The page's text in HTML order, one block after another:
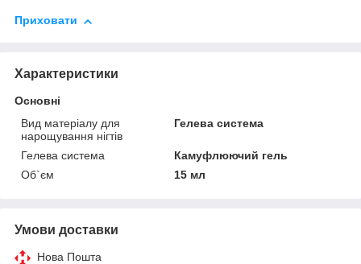
Приховати
Характеристики
Основні
Вид матеріалу для
нарощування нігтів
Гелева система
Гелева система
Камуфлюючий гель
Об`єм
15 мл
Умови доставки
Нова Пошта